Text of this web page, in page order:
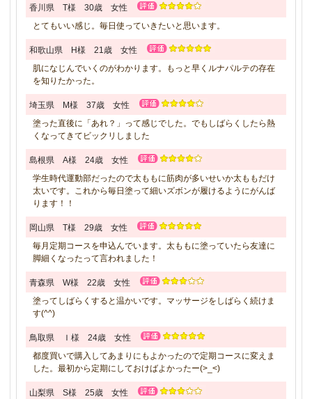
香川県 T様 30歳 女性
とてもいい感じ。毎日使っていきたいと思います。
和歌山県 H様 21歳 女性
肌になじんでいくのがわかります。もっと早くルナパルテの存在
を知りたかった。
埼玉県 M様 37歳 女性
塗った直後に「あれ？」って感じでした。でもしばらくしたら熱
くなってきてビックリしました
島根県 A様 24歳 女性
学生時代運動部だったので太ももに筋肉が多いせいか太ももだけ
太いです。これから毎日塗って細いズボンが履けるようにがんば
ります！！
岡山県 T様 29歳 女性
毎月定期コースを申込んでいます。太ももに塗っていたら友達に
脚細くなったって言われました！
青森県 W様 22歳 女性
塗ってしばらくすると温かいです。マッサージをしばらく続けま
す(^^)
鳥取県 Ｉ様 24歳 女性
都度買いで購入してあまりにもよかったので定期コースに変えま
した。最初から定期にしておけばよかったー(>_<)
山梨県 S様 25歳 女性